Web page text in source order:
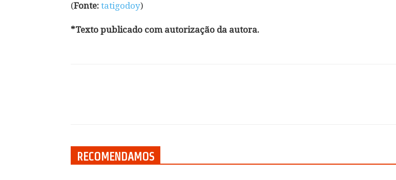
(Fonte: tatigodoy)
*Texto publicado com autorização da autora.
RECOMENDAMOS